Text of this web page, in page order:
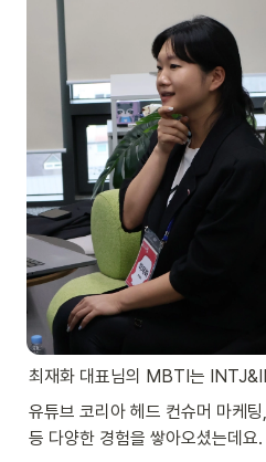
최재화 대표님의 MBTI는
유튜브 코리아 헤드 컨슈머 마케
등 다양한 경험을 쌓아오셨는데요.